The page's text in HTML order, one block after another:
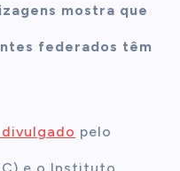
mostra que
federados têm
pelo